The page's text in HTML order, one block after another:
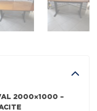
2000×1000 –